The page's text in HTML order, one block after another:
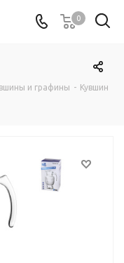
0
и графины - Кувшин